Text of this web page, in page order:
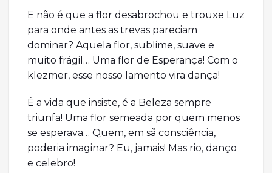
E não é que a flor desabrochou e trouxe Luz
para onde antes as trevas pareciam
dominar? Aquela flor, sublime, suave e
muito frágil… Uma flor de Esperança! Com o
klezmer, esse nosso lamento vira dança!
É a vida que insiste, é a Beleza sempre
triunfa! Uma flor semeada por quem menos
se esperava… Quem, em sã consciência,
poderia imaginar? Eu, jamais! Mas rio, danço
e celebro!